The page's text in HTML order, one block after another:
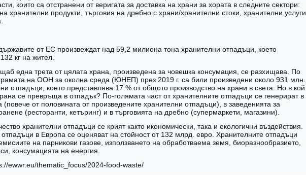
които са отстранени от веригата за доставка на храни за хората в следните сектори:
хранителни продукти, търговия на дребно с храни/хранителни стоки, хранителни услуги
от ЕС произвеждат над 59,2 милиона тона хранителни отпадъци, което
кг на жител.
една трета от цялата храна, произведена за човешка консумация, се разхищава. По
на ООН за околна среда (ЮНЕП) през 2019 г. са били произведени около 931 млн.
отпадъци, което представлява 17 % от общото производство на храни в света. Но в кой
се превръща в отпадък? По-голямата част от хранителните отпадъци се генерират в
(повече от половината от произведените хранителни отпадъци), в заведенията за
(ресторанти, кетъринг) и в търговията на дребно (супермаркети, магазини).
хранителни отпадъци се крият както икономически, така и екологични въздействия.
в Европа сe оценяват на стойност от 132 млрд. евро. Хранителните отпадъци
на парникови газове, използването на обработваема земя, биоразнообразието,
консумацията на енергия.
ewwr.eu/thematic_focus/2024-food-waste/